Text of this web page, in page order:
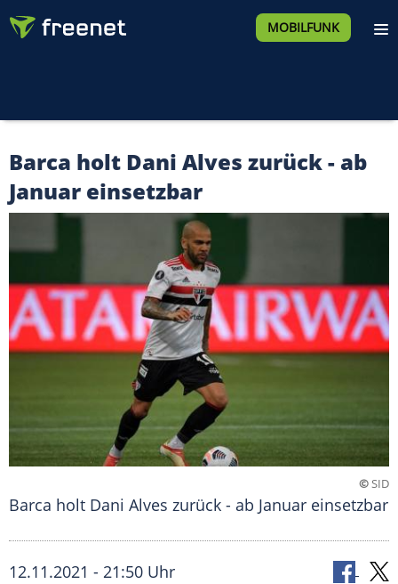
MOBILFUNK
Barca holt Dani Alves zurück - ab
Januar einsetzbar
©SID
Barca holt Dani Alves zurück - ab Januar einsetzbar
12.11.2021 - 21:50 Uhr